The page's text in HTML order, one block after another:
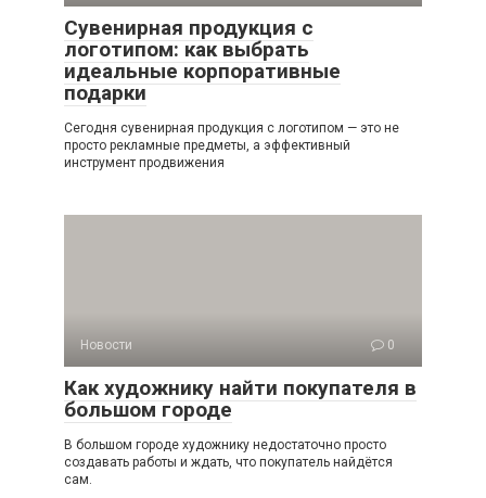
Сувенирная продукция с
логотипом: как выбрать
идеальные корпоративные
подарки
Сегодня сувенирная продукция с логотипом — это не
просто рекламные предметы, а эффективный
инструмент продвижения
Новости 0
Как художнику найти покупателя в
большом городе
В большом городе художнику недостаточно просто
создавать работы и ждать, что покупатель найдётся
сам.